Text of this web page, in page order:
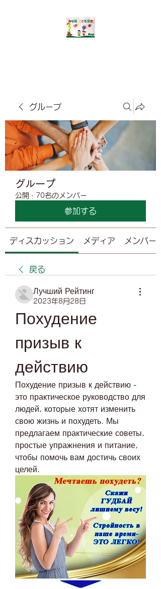
グループ
グループ
公開 · 70名のメンバー
参加する
ディスカッション メディア メンバー
戻る
Лучший Рейтинг
2023年8月28日
Похудение
призыв к
действию
Похудение призыв к действию -
это практическое руководство для
людей, которые хотят изменить
свою жизнь и похудеть. Мы
предлагаем практические советы,
простые упражнения и питание,
чтобы помочь вам достичь своих
целей.